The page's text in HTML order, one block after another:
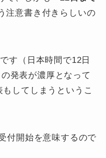
注意書き付きらしいの
す（日本時間で12日
発表が濃厚となって
してしまうというこ
付開始を意味するので